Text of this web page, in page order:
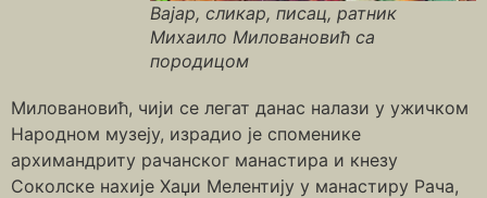
Вајар, сликар, писац, ратник
Михаило Миловановић са
породицом
Миловановић, чији се легат данас налази у ужичком
Народном музеју, израдио је споменике
архимандриту рачанског манастира и кнезу
Соколске нахије Хаџи Мелентију у манастиру Рача,